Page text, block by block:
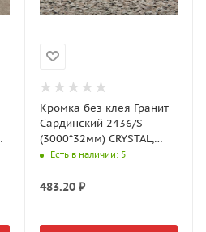
Кромка без клея Гранит
Сардинский 2436/S
(3000*32мм) CRYSTAL,
АМК-Троя
Есть в наличии: 5
483.20₽